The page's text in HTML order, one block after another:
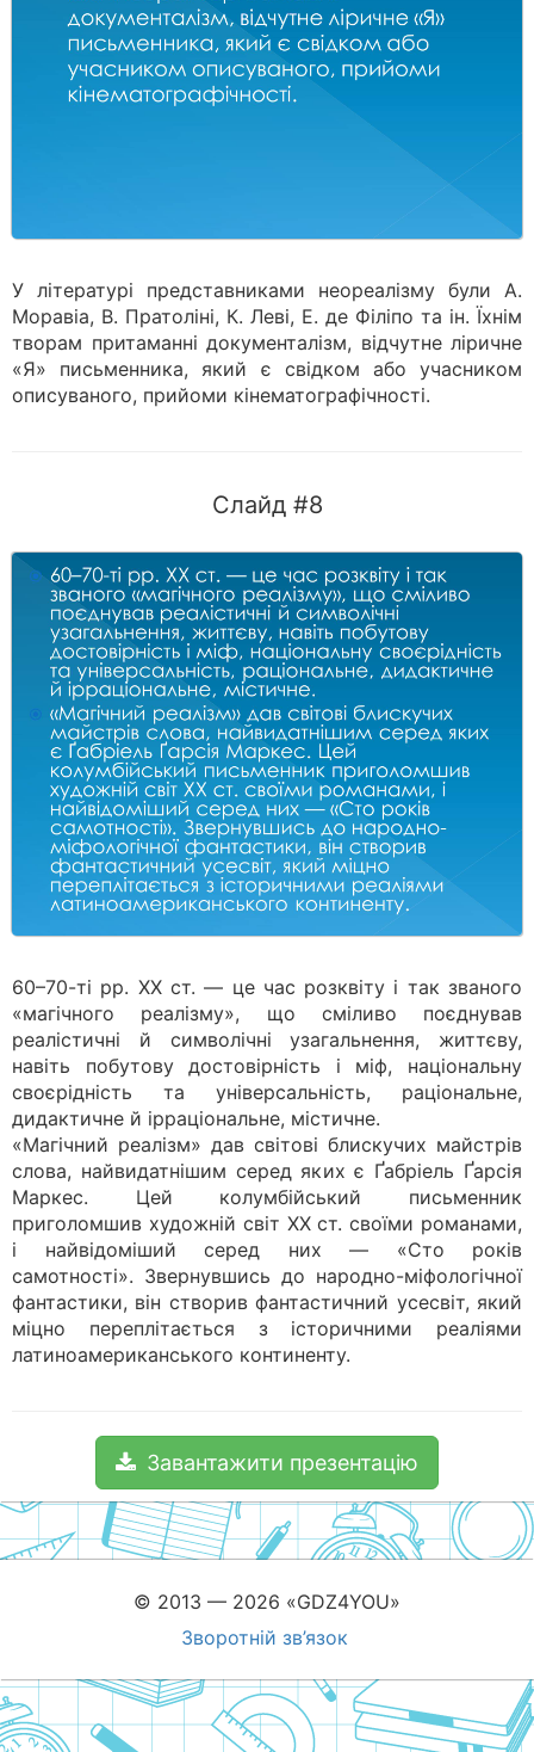
У літературі представниками неореалізму були А.
Моравіа, В. Пратоліні, К. Леві, Е. де Філіпо та ін. Їхнім
творам притаманні документалізм, відчутне ліричне
«Я» письменника, який є свідком або учасником
описуваного, прийоми кінематографічності.
Слайд #8
60–70-ті рр. ХХ ст. — це час розквіту і так званого
«магічного реалізму», що сміливо поєднував
реалістичні й символічні узагальнення, життєву,
навіть побутову достовірність і міф, національну
своєрідність та універсальність, раціональне,
дидактичне й ірраціональне, містичне.
«Магічний реалізм» дав світові блискучих майстрів
слова, найвидатнішим серед яких є Ґабріель Ґарсія
Маркес. Цей колумбійський письменник
приголомшив художній світ ХХ ст. своїми романами,
і найвідоміший серед них — «Сто років
самотності». Звернувшись до народно-міфологічної
фантастики, він створив фантастичний усесвіт, який
міцно переплітається з історичними реаліями
латиноамериканського континенту.
Завантажити презентацію
© 2013 — 2026 «GDZ4YOU»
Зворотній зв’язок